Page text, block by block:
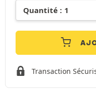
Transaction